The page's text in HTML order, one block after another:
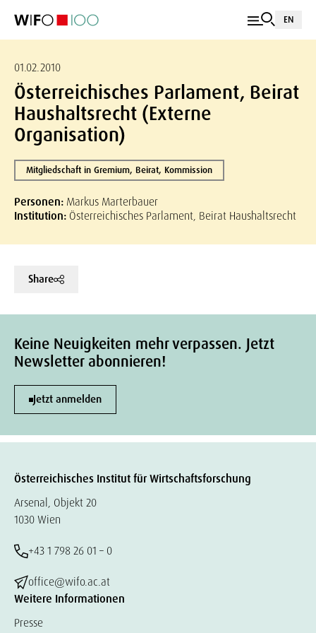
EN
01.02.2010
Österreichisches Parlament, Beirat
Haushaltsrecht (Externe
Organisation)
Mitgliedschaft in Gremium, Beirat, Kommission
Personen: Markus Marterbauer
Institution: Österreichisches Parlament, Beirat Haushaltsrecht
Share
Keine Neuigkeiten mehr verpassen. Jetzt
Newsletter abonnieren!
Jetzt anmelden
Österreichisches Institut für Wirtschaftsforschung
Arsenal, Objekt 20
1030 Wien
+43 1 798 26 01 – 0
office@wifo.ac.at
Weitere Informationen
Presse